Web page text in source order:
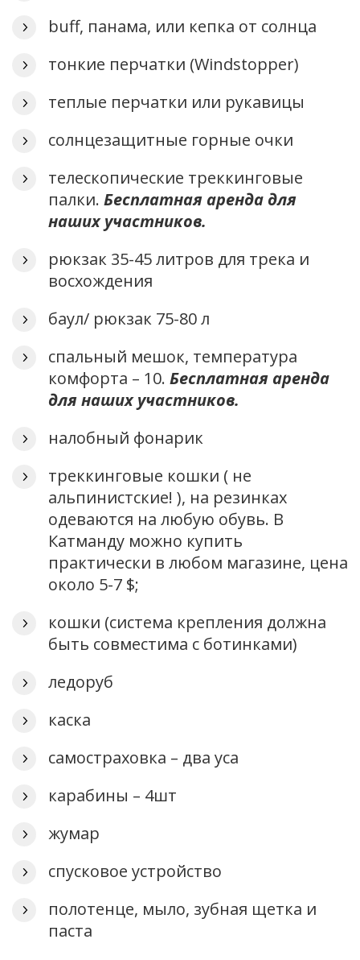
buff, панама, или кепка от солнца
тонкие перчатки (Windstopper)
теплые перчатки или рукавицы
солнцезащитные горные очки
телескопические треккинговые
палки. Бесплатная аренда для
наших участников.
рюкзак 35-45 литров для трека и
восхождения
баул/ рюкзак 75-80 л
спальный мешок, температура
комфорта – 10. Бесплатная аренда
для наших участников.
налобный фонарик
треккинговые кошки ( не
альпинистские! ), на резинках
одеваются на любую обувь. В
Катманду можно купить
практически в любом магазине, цена
около 5-7 $;
кошки (система крепления должна
быть совместима с ботинками)
ледоруб
каска
самостраховка – два уса
карабины – 4шт
жумар
спусковое устройство
полотенце, мыло, зубная щетка и
паста